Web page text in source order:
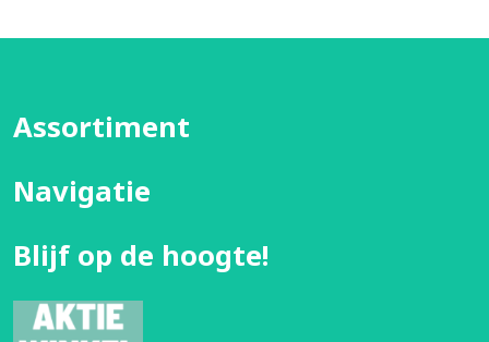
Assortiment
Navigatie
Blijf op de hoogte!